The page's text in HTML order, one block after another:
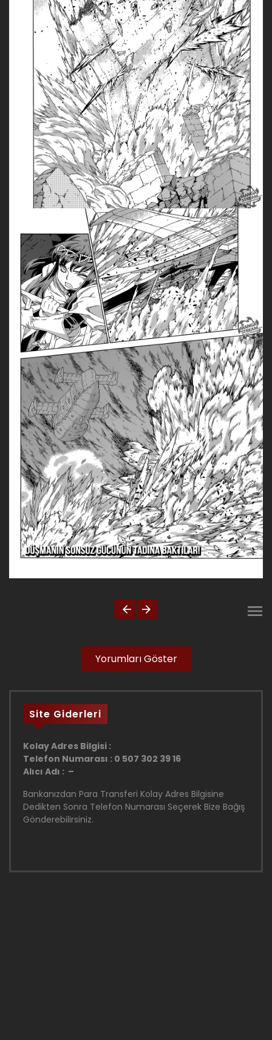
Yorumları Göster
Site Giderleri
Kolay Adres Bilgisi :
Telefon Numarası : 0 507 302 39 16
Alıcı Adı : –
Bankanızdan Para Transferi Kolay Adres Bilgisine
Dedikten Sonra Telefon Numarası Seçerek Bize Bağış
Gönderebilirsiniz.